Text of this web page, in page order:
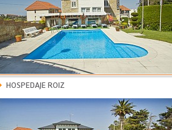
HOSPEDAJE ROIZ